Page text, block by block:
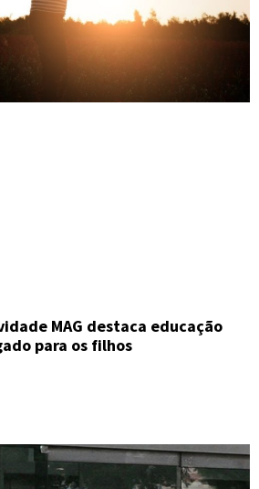
MAG destaca educação
para os filhos